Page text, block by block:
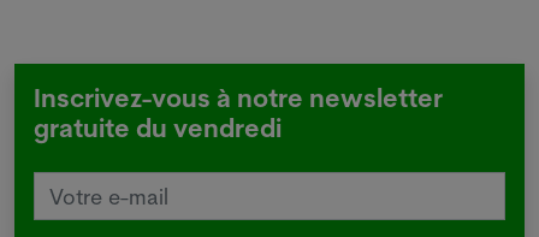
Inscrivez-vous à notre newsletter
gratuite du vendredi